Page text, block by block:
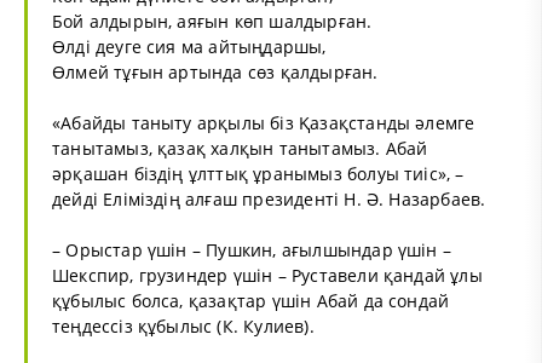
Бой алдырын, аяғын көп шалдырған.
Өлді деуге сия ма айтыңдаршы,
Өлмей тұғын артында сөз қалдырған.
«Абайды таныту арқылы біз Қазақстанды әлемге
танытамыз, қазақ халқын танытамыз. Абай
әрқашан біздің ұлттық ұранымыз болуы тиіс», –
дейді Еліміздің алғаш президенті Н. Ә. Назарбаев.
– Орыстар үшін – Пушкин, ағылшындар үшін –
Шекспир, грузиндер үшін – Руставели қандай ұлы
құбылыс болса, қазақтар үшін Абай да сондай
теңдессіз құбылыс (К. Кулиев).